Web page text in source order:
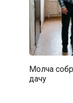
Молча
дачу